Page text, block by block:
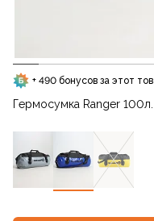
+ 490 бонусов за этот
Гермосумка Ranger